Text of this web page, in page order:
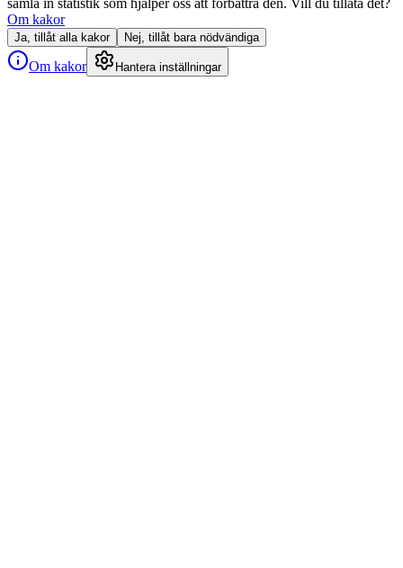
samla in statistik som hjälper oss att förbättra den. Vill du tillåta det?
Om kakor
Ja, tillåt alla kakor Nej, tillåt bara nödvändiga
Om kakor Hantera inställningar